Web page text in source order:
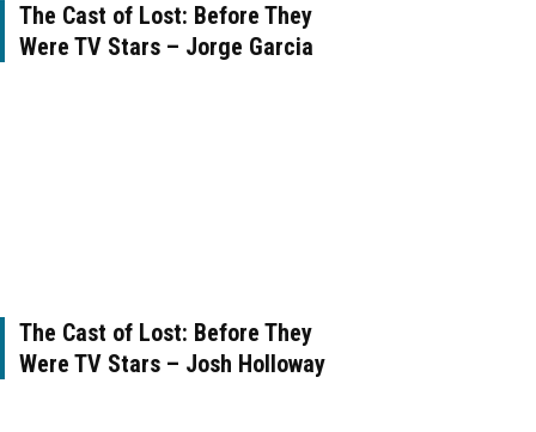
The Cast of Lost: Before They
Were TV Stars – Jorge Garcia
The Cast of Lost: Before They
Were TV Stars – Josh Holloway